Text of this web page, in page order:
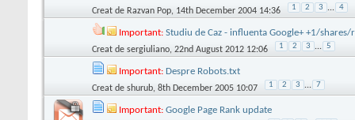
Creat de Razvan Pop, 14th December 2004 14:36 1 2 3 ... 4
Important: Studiu de Caz - influenta Google+ +1/shares/
Creat de sergiuliano, 22nd August 2012 12:06 1 2 3 ... 5
Important: Despre Robots.txt
Creat de shurub, 8th December 2005 10:07 1 2 3 ... 7
Important: Google Page Rank update